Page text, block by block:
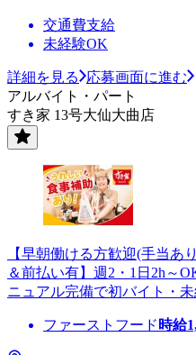
交通費支給
未経験OK
詳細を見る
応募画面に進む
アルバイト・パート
すき家 13号大仙大曲店
【早朝働ける方歓迎(手当
＆前払い有】週2・1日2h～
ニュアル完備で初バイト・
ファーストフード 時給